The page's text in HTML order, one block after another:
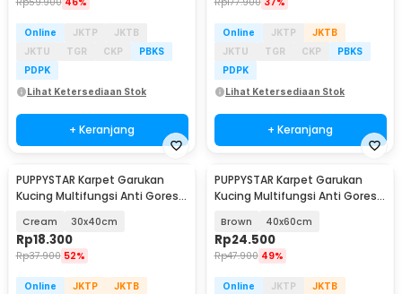
Online JKTP
JKTB
JKTU
TGR CKP
PBKS
PDPK
Lihat Ketersediaan Stok
+ Keranjang
Online JKTP
JKTB
JKTU
TGR CKP
PBKS
PDPK
Lihat Ketersediaan Stok
+ Keranjang
PUPPYSTAR Karpet Garukan
Kucing Multifungsi Anti Gores
Cream 30x40cm
Rp18.300
Rp37.900 52%
Online JKTP
JKTB
PUPPYSTAR Karpet Garukan
Kucing Multifungsi Anti Gores
Brown 40x60cm
Rp24.500
Rp47.900 49%
Online JKTP
JKTB